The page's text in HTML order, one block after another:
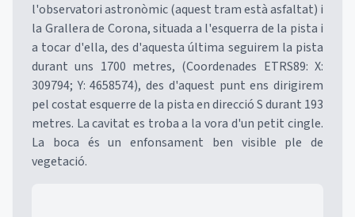
l'observatori astronòmic (aquest tram està asfaltat) i
la Grallera de Corona, situada a l'esquerra de la pista i
a tocar d'ella, des d'aquesta última seguirem la pista
durant uns 1700 metres, (Coordenades ETRS89: X:
309794; Y: 4658574), des d'aquest punt ens dirigirem
pel costat esquerre de la pista en direcció S durant 193
metres. La cavitat es troba a la vora d'un petit cingle.
La boca és un enfonsament ben visible ple de
vegetació.